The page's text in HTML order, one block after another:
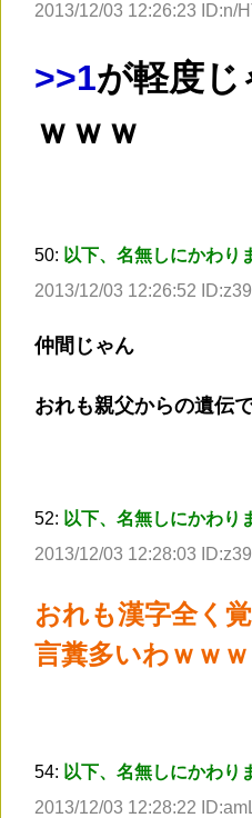
2013/12/03 12:26:23 ID:n/
>>1が軽度
ｗｗｗ
50: 以下、名無しにかわり
2013/12/03 12:26:52
仲間じゃん
おれも親父からの遺伝
52: 以下、名無しにかわり
2013/12/03 12:28:03
おれも漢字全く
言糞多いわｗｗ
54: 以下、名無しにかわり
2013/12/03 12:28:22